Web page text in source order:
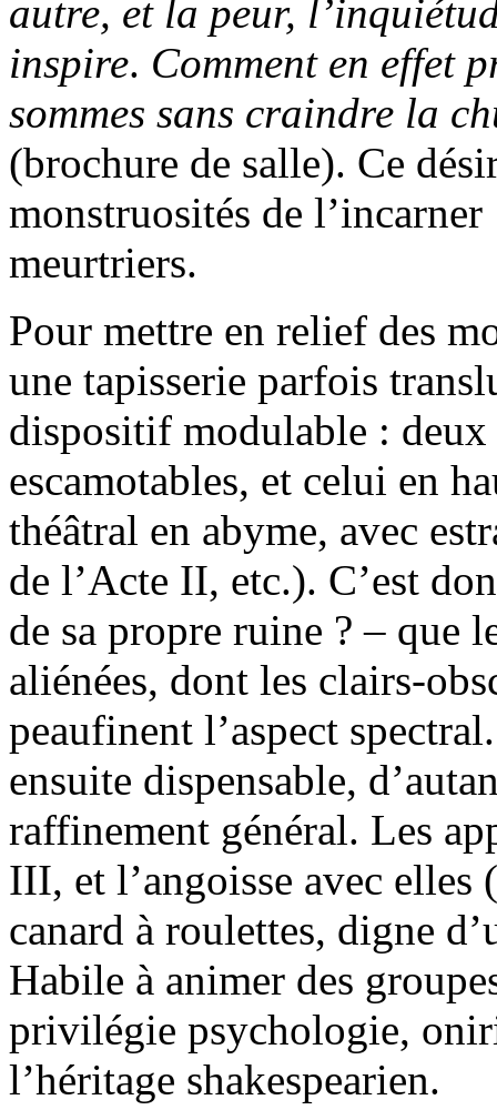
autre, et la peur,
inspire. Comment en effet
sommes sans craindre la
(brochure de salle). Ce
monstruosités de
meurtriers.
Pour mettre en relief des
une tapisserie parfois
dispositif modulable :
escamotables, et celui en
théâtral en abyme, avec
de l’Acte II, etc.). C’est
de sa propre ruine ? – que
aliénées, dont les clairs-
peaufinent l’aspect
ensuite dispensable,
raffinement général. Les
III, et l’angoisse avec
canard à roulettes, digne
Habile à animer des
privilégie psychologie,
l’héritage shakespearien.